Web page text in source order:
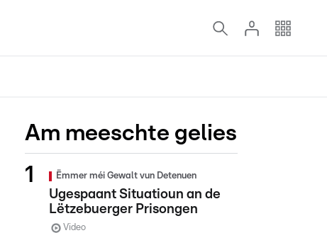
Am meeschte gelies
Ëmmer méi Gewalt vun Detenuen
Ugespaant Situatioun an de
Lëtzebuerger Prisongen
Video